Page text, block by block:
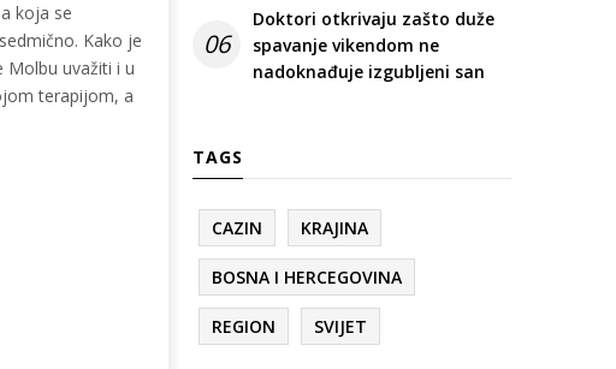
koja se
Kako je
uvažiti i u
terapijom, a
06
Doktori otkrivaju zašto duže
spavanje vikendom ne
nadoknađuje izgubljeni san
TAGS
CAZIN KRAJINA
BOSNA I HERCEGOVINA
REGION SVIJET